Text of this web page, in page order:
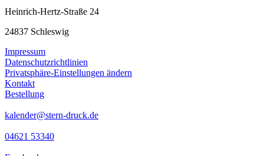
Heinrich-Hertz-Straße 24
24837 Schleswig
Impressum
Datenschutzrichtlinien
Privatsphäre-Einstellungen ändern
Kontakt
Bestellung
kalender@stern-druck.de
04621 53340